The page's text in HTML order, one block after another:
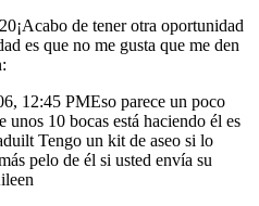
de tener otra oportunidad
es que no me gusta que me den
12:45 PMEso parece un poco
unos 10 bocas está haciendo él es
Tengo un kit de aseo si lo
pelo de él si usted envía su